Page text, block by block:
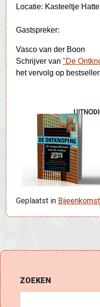
Locatie: Kasteeltje
Gastspreker:
Vasco van der Boon
Schrijver van "De
het vervolg op
Geplaatst in
ZOEKEN